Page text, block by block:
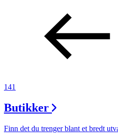
Tilbud
Søk
141
Butikker
Finn det du trenger blant et bredt